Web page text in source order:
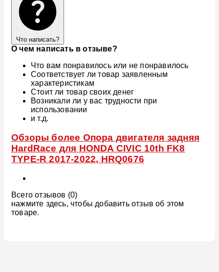
Что написать?
О чем написать в отзыве?
Что вам понравилось или не понравилось
Соответствует ли товар заявленным
характеристикам
Стоит ли товар своих денег
Возникали ли у вас трудности при
использовании
и т.д.
Обзоры более Опора двигателя задняя
HardRace для HONDA CIVIC 10th FK8
TYPE-R 2017-2022, HRQ0676
Всего отзывов (0)
нажмите здесь, чтобы добавить отзыв об этом
товаре.